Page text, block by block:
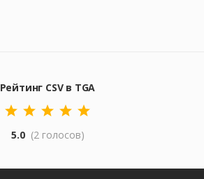
Рейтинг CSV в TGA
5.0 (2 голосов)